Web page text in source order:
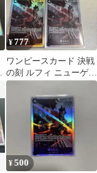
¥777
ワンピースカード 決戦
の刻 ルフィ ニューゲー
ト 錦えもん 4枚セット
¥500